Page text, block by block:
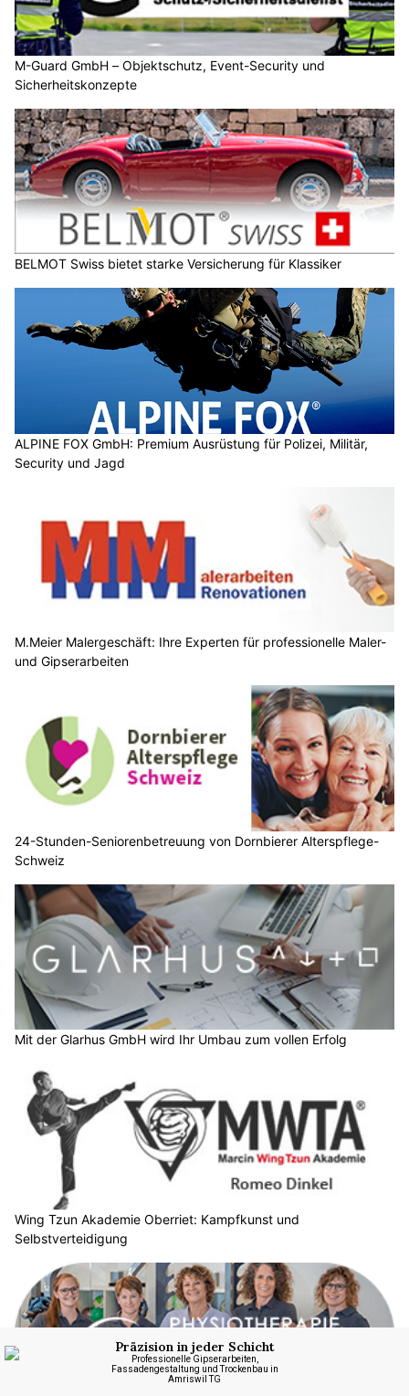
M-Guard GmbH – Objektschutz, Event-Security und
Sicherheitskonzepte
BELMOT Swiss bietet starke Versicherung für Klassiker
ALPINE FOX GmbH: Premium Ausrüstung für Polizei, Militär,
Security und Jagd
M.Meier Malergeschäft: Ihre Experten für professionelle Maler-
und Gipserarbeiten
24-Stunden-Seniorenbetreuung von Dornbierer Alterspflege-
Schweiz
Mit der Glarhus GmbH wird Ihr Umbau zum vollen Erfolg
Wing Tzun Akademie Oberriet: Kampfkunst und
Selbstverteidigung